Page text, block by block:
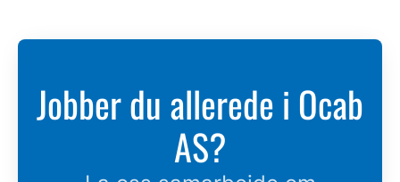
Jobber du allerede i Ocab
AS?